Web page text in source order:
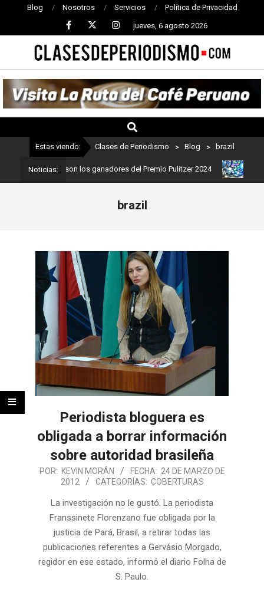
Blog Nosotros Servicios Política de Privacidad
jueves, 6 agosto 2026
CLASES
DE
PERIODISMO
Estas viendo: Clases de Periodismo > Blog > brazil
Noticias:
Estos son los ganadores del Premio Pulitzer 2024
brazil
Periodista bloguera es
obligada a borrar información
sobre autoridad brasileña
POR: KEVIN MORÁN FECHA: 24 DE MARZO DE
2012
CATEGORÍAS: COBERTURAS
La investigación no le gustó. La periodista
Franssinete Florenzano fue obligada por la
justicia de Pará, Brasil, a retirar todas las
publicaciones referentes a Gervásio Morgado,
regidor en ese estado, informó el diario Folha de
S. Paulo.